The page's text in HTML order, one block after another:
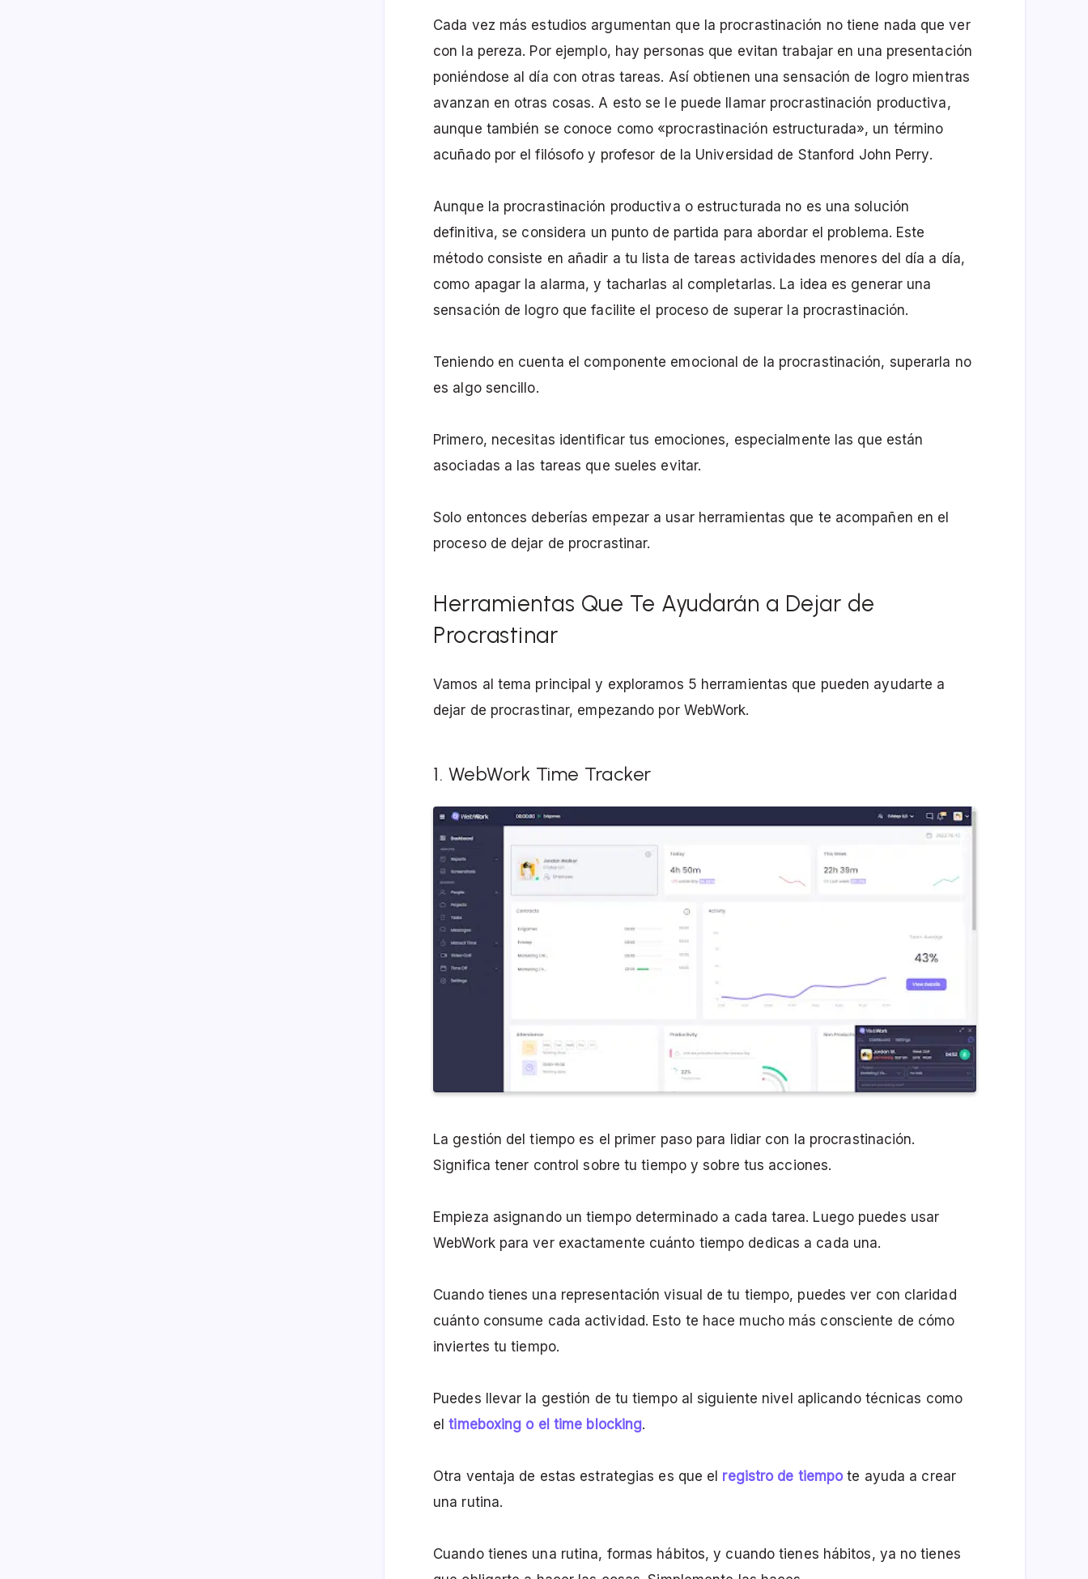
Cada vez más estudios argumentan que la procrastinación no tiene nada que ver
con la pereza. Por ejemplo, hay personas que evitan trabajar en una presentación
poniéndose al día con otras tareas. Así obtienen una sensación de logro mientras
avanzan en otras cosas. A esto se le puede llamar procrastinación productiva,
aunque también se conoce como «procrastinación estructurada», un término
acuñado por el filósofo y profesor de la Universidad de Stanford John Perry.
Aunque la procrastinación productiva o estructurada no es una solución
definitiva, se considera un punto de partida para abordar el problema. Este
método consiste en añadir a tu lista de tareas actividades menores del día a día,
como apagar la alarma, y tacharlas al completarlas. La idea es generar una
sensación de logro que facilite el proceso de superar la procrastinación.
Teniendo en cuenta el componente emocional de la procrastinación, superarla no
es algo sencillo.
Primero, necesitas identificar tus emociones, especialmente las que están
asociadas a las tareas que sueles evitar.
Solo entonces deberías empezar a usar herramientas que te acompañen en el
proceso de dejar de procrastinar.
Herramientas Que Te Ayudarán a Dejar de
Procrastinar
Vamos al tema principal y exploramos 5 herramientas que pueden ayudarte a
dejar de procrastinar, empezando por WebWork.
1. WebWork Time Tracker
La gestión del tiempo es el primer paso para lidiar con la procrastinación.
Significa tener control sobre tu tiempo y sobre tus acciones.
Empieza asignando un tiempo determinado a cada tarea. Luego puedes usar
WebWork para ver exactamente cuánto tiempo dedicas a cada una.
Cuando tienes una representación visual de tu tiempo, puedes ver con claridad
cuánto consume cada actividad. Esto te hace mucho más consciente de cómo
inviertes tu tiempo.
Puedes llevar la gestión de tu tiempo al siguiente nivel aplicando técnicas como
eltimeboxing o el time blocking.
Otra ventaja de estas estrategias es que el registro de tiempote ayuda a crear
una rutina.
Cuando tienes una rutina, formas hábitos, y cuando tienes hábitos, ya no tienes